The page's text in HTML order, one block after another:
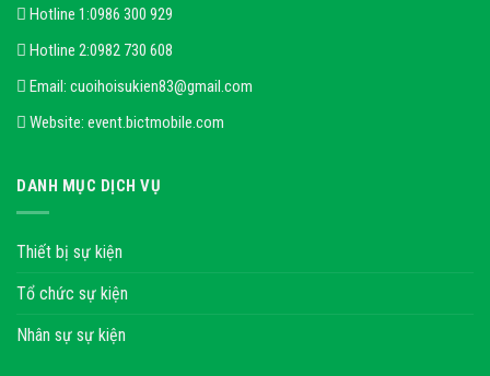
Hotline 1:0986 300 929
Hotline 2:0982 730 608
Email: cuoihoisukien83@gmail.com
Website: event.bictmobile.com
DANH MỤC DỊCH VỤ
Thiết bị sự kiện
Tổ chức sự kiện
Nhân sự sự kiện